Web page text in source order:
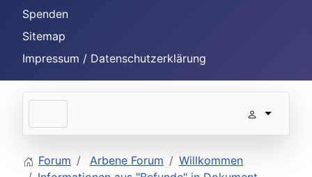
Spenden
Sitemap
Impressum / Datenschutzerklärung
Forum Arbene Forum
Willkommen